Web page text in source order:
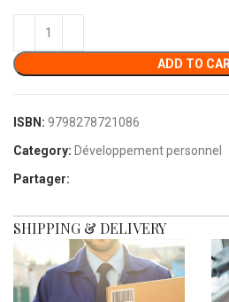
ADD TO
ISBN: 9798278721086
Category: Développement personnel
Partager:
SHIPPING & DELIVERY